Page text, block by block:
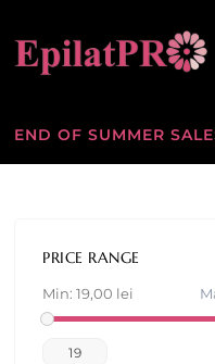
END OF SUMMER
PRICE RANGE
Min: 19,00 lei
19